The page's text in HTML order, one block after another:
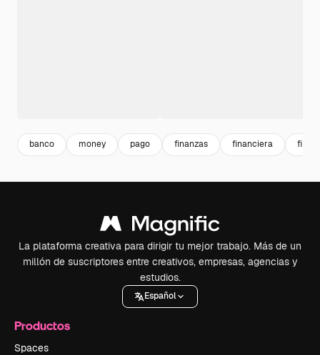
banco money pago finanzas financiera
La plataforma creativa para dirigir tu mejor trabajo. Más de un
millón de suscriptores entre creativos, empresas, agencias y
estudios.
Español
Productos
Spaces